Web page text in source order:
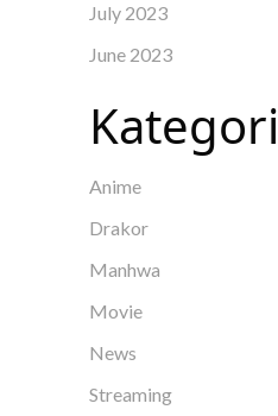
July 2023
June 2023
Kategori
Anime
Drakor
Manhwa
Movie
News
Streaming